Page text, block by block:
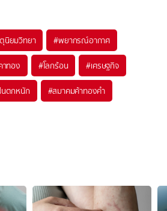
นิยมวิทยา #พยากรณ์อากาศ
าทอง #โลกร้อน #เศรษฐกิจ
ตกหนัก #สมาคมค้าทองคำ